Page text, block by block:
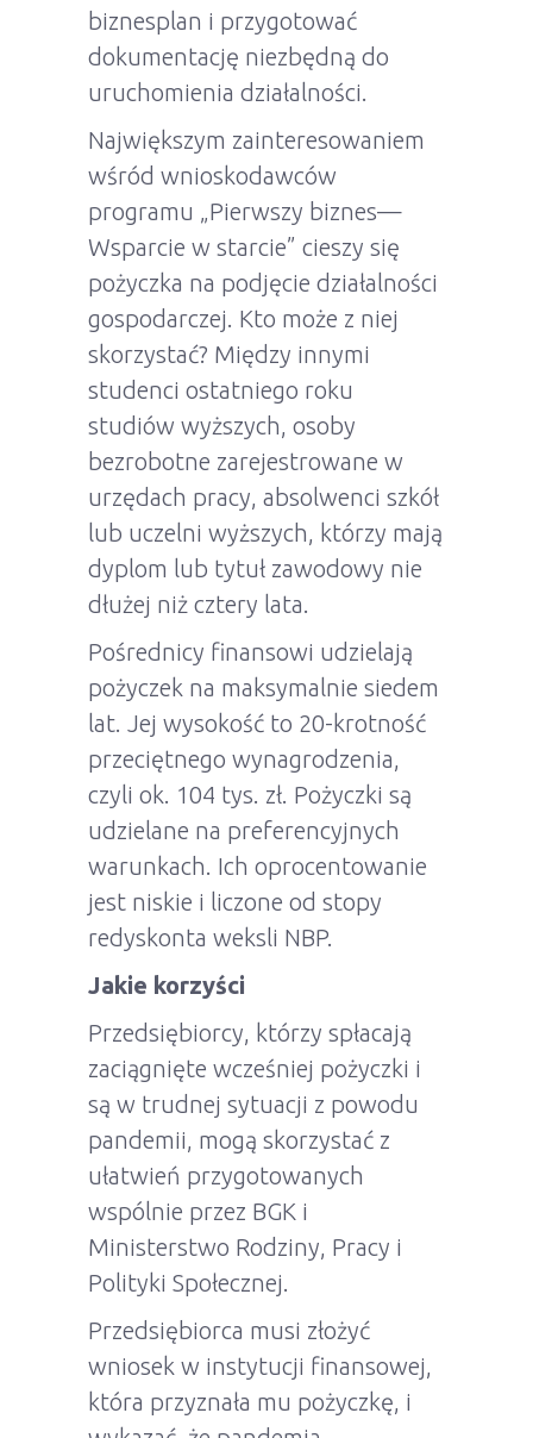
biznesplan i przygotować
dokumentację niezbędną do
uruchomienia działalności.
Największym zainteresowaniem
wśród wnioskodawców
programu „Pierwszy biznes—
Wsparcie w starcie” cieszy się
pożyczka na podjęcie działalności
gospodarczej. Kto może z niej
skorzystać? Między innymi
studenci ostatniego roku
studiów wyższych, osoby
bezrobotne zarejestrowane w
urzędach pracy, absolwenci szkół
lub uczelni wyższych, którzy mają
dyplom lub tytuł zawodowy nie
dłużej niż cztery lata.
Pośrednicy finansowi udzielają
pożyczek na maksymalnie siedem
lat. Jej wysokość to 20-krotność
przeciętnego wynagrodzenia,
czyli ok. 104 tys. zł. Pożyczki są
udzielane na preferencyjnych
warunkach. Ich oprocentowanie
jest niskie i liczone od stopy
redyskonta weksli NBP.
Jakie korzyści
Przedsiębiorcy, którzy spłacają
zaciągnięte wcześniej pożyczki i
są w trudnej sytuacji z powodu
pandemii, mogą skorzystać z
ułatwień przygotowanych
wspólnie przez BGK i
Ministerstwo Rodziny, Pracy i
Polityki Społecznej.
Przedsiębiorca musi złożyć
wniosek w instytucji finansowej,
która przyznała mu pożyczkę, i